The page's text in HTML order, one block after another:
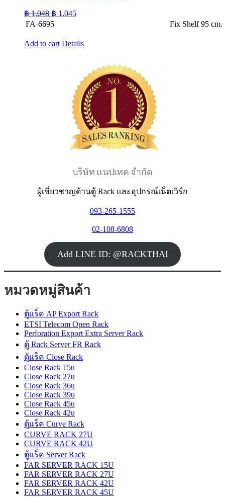
฿1,048 Original
price
฿ 1,048.
฿ 1,045Current
฿ 1,045.
FA-6695 Fix Shelf 95 cm.
Add to cart Details
บริษัท แนปเทค จำกัด
ผู้เชี่ยวชาญด้านตู้ Rack และอุปกรณ์เน็ตเวิร์ก
093-265-1555
02-108-6808
Add LINE ID: @RACKTHAI
หมวดหมู่สินค้า
ตู้แร็ค AP Export Rack
ETSI Telecom Open Rack
Perforation Export Extra Server Rack
ตู้ Rack Server FR Rack
ตู้แร็ค Close Rack
Close Rack 15u
Close Rack 27u
Close Rack 36u
Close Rack 39u
Close Rack 45u
Close Rack 42u
ตู้แร็ค Curve Rack
CURVE RACK 27U
CURVE RACK 42U
ตู้แร็ค Server Rack
FAR SERVER RACK 15U
FAR SERVER RACK 27U
FAR SERVER RACK 42U
FAR SERVER RACK 45U